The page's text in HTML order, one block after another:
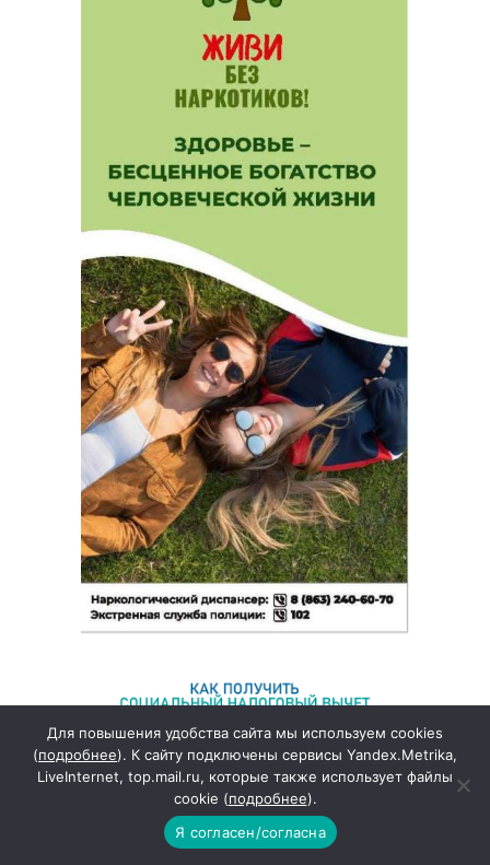
Для повышения удобства сайта мы используем cookies
(подробнее). К сайту подключены сервисы Yandex.Metrika,
LiveInternet, top.mail.ru, которые также использует файлы
cookie (подробнее).
Я согласен/согласна